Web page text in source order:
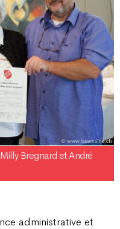
Bregnard et André
administrative et